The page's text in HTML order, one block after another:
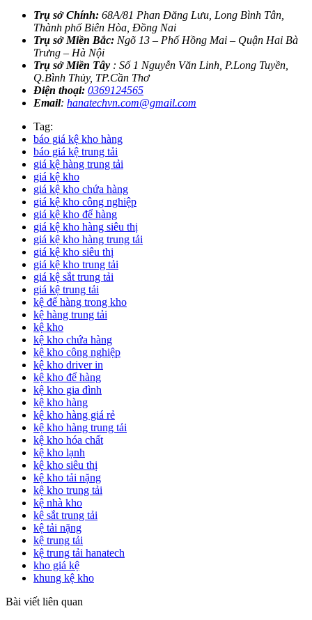
Trụ sở Chính: 68A/81 Phan Đăng Lưu, Long Bình Tân,
Thành phố Biên Hòa, Đồng Nai
Trụ sở Miền Bắc: Ngõ 13 – Phố Hồng Mai – Quận Hai Bà
Trưng – Hà Nội
Trụ sở Miền Tây : Số 1 Nguyễn Văn Linh, P.Long Tuyền,
Q.Bình Thủy, TP.Cần Thơ
Điện thoại: 0369124565
Email: hanatechvn.com@gmail.com
Tag:
báo giá kệ kho hàng
báo giá kệ trung tải
giá kệ hàng trung tải
giá kệ kho
giá kệ kho chứa hàng
giá kệ kho công nghiệp
giá kệ kho để hàng
giá kệ kho hàng siêu thị
giá kệ kho hàng trung tải
giá kệ kho siêu thị
giá kệ kho trung tải
giá kệ sắt trung tải
giá kệ trung tải
kệ để hàng trong kho
kệ hàng trung tải
kệ kho
kệ kho chứa hàng
kệ kho công nghiệp
kệ kho driver in
kệ kho để hàng
kệ kho gia đình
kệ kho hàng
kệ kho hàng giá rẻ
kệ kho hàng trung tải
kệ kho hóa chất
kệ kho lạnh
kệ kho siêu thị
kệ kho tải nặng
kệ kho trung tải
kệ nhà kho
kệ sắt trung tải
kệ tải nặng
kệ trung tải
kệ trung tải hanatech
kho giá kệ
khung kệ kho
Bài viết liên quan